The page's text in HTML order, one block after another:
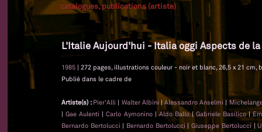
catalogues, publications (artiste)
L'Italie Aujourd'hui - Italia oggi Aspects de
1985 | 272 pages, illustrations couleur - noir et blanc, 26,5 x 21 cm,
Publié dans le cadre de
Artiste(s) : Pier'Alli | Walter Albini |Alessandro Anselmi |
|Gae Aulenti |Carlo Aymonino|Aldo Ballo|Gabriele Basilico|
Bernardo Bertolucci | Bernardo Bertolucci |Giuseppe Bertolucci |